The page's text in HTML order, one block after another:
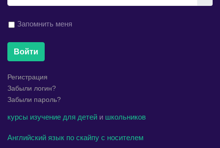
Запомнить меня
Войти
Регистрация
Забыли логин?
Забыли пароль?
курсы изучение для детей и школьников
Английский язык по скайпу с носителем